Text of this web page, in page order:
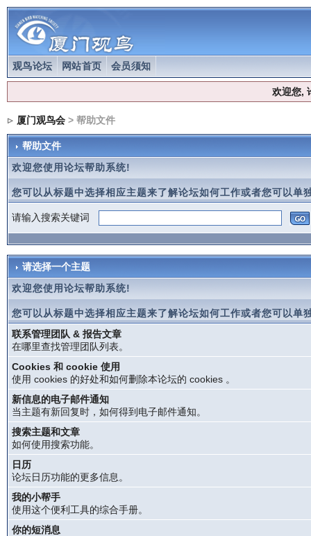
观鸟论坛 网站首页 会员须知
欢迎您,
厦门观鸟会> 帮助文件
帮助文件
欢迎您使用论坛帮助系统!
您可以从标题中选择相应主题来了解论坛如何工作或者您可以单
请输入搜索关键词
请选择一个主题
欢迎您使用论坛帮助系统!
您可以从标题中选择相应主题来了解论坛如何工作或者您可以单
联系管理团队 & 报告文章
在哪里查找管理团队列表。
Cookies 和 cookie 使用
使用 cookies 的好处和如何删除本论坛的 cookies 。
新信息的电子邮件通知
当主题有新回复时，如何得到电子邮件通知。
搜索主题和文章
如何使用搜索功能。
日历
论坛日历功能的更多信息。
我的小帮手
使用这个便利工具的综合手册。
你的短消息